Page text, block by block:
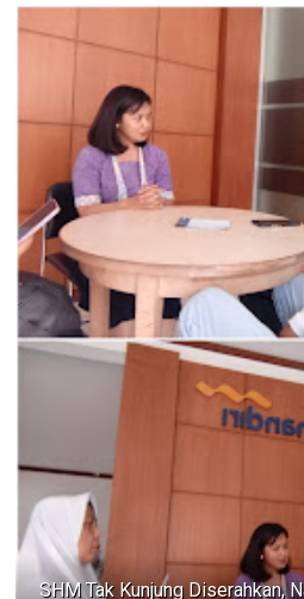
SHM Tak Kunjung Diserahkan,